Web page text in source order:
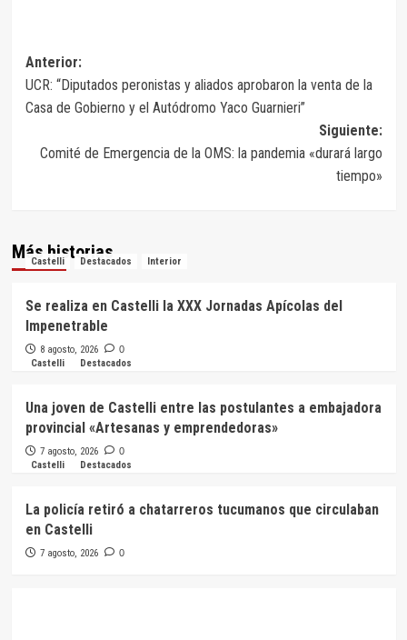
Navegación
de
Anterior:
UCR: “Diputados peronistas y aliados aprobaron la venta de la
Casa de Gobierno y el Autódromo Yaco Guarnieri”
Siguiente:
Comité de Emergencia de la OMS: la pandemia «durará largo
tiempo»
Más historias
Castelli Destacados Interior
Se realiza en Castelli la XXX Jornadas Apícolas del
Impenetrable
8 agosto, 2026 0
Castelli Destacados
Una joven de Castelli entre las postulantes a embajadora
provincial «Artesanas y emprendedoras»
7 agosto, 2026 0
Castelli Destacados
La policía retiró a chatarreros tucumanos que circulaban
en Castelli
7 agosto, 2026 0